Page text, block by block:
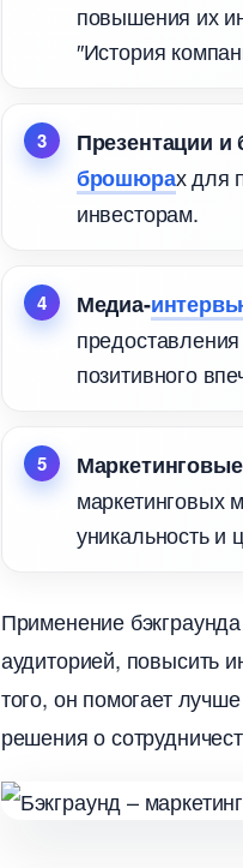
повышения их
″История
Презентации
рошюрах для
инвесторам.​
Медиа-
позитивного
маркетинговых
уникальность и
Применение
аудиторией, повысить
того, он помогает
решения о